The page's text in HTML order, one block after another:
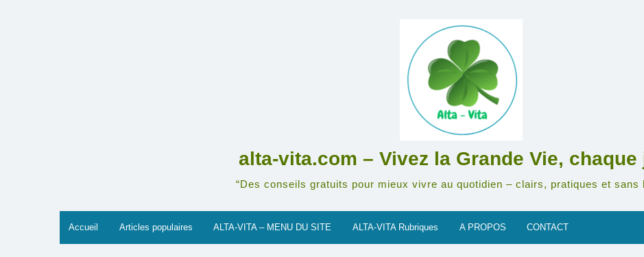
alta-vita.com – Vivez la Grande Vie, chaque
“Des conseils gratuits pour mieux vivre au quotidien – clairs, pratiques et sans
Accueil Articles populaires ALTA-VITA – MENU DU SITE ALTA-VITA Rubriques A PROPOS CONTACT